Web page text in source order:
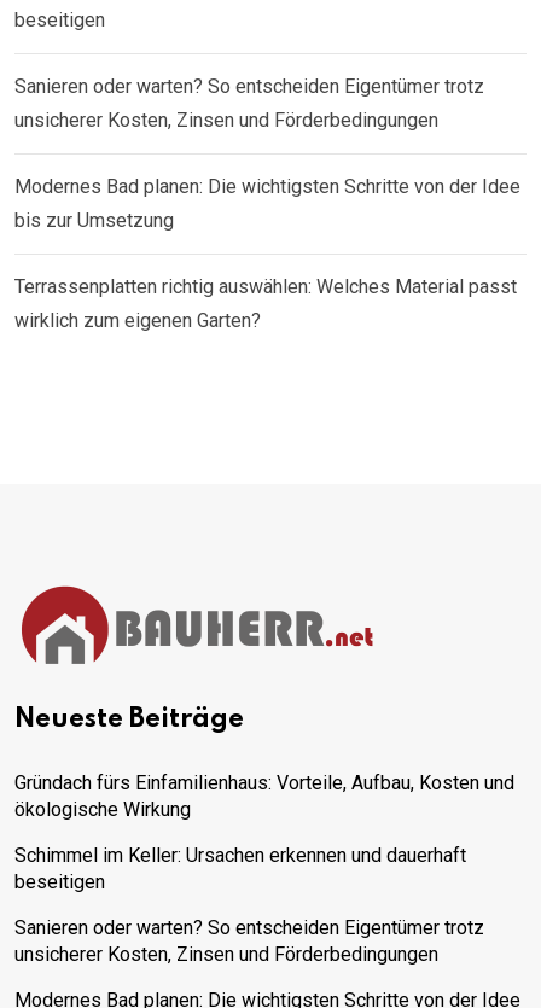
beseitigen
Sanieren oder warten? So entscheiden Eigentümer trotz
unsicherer Kosten, Zinsen und Förderbedingungen
Modernes Bad planen: Die wichtigsten Schritte von der Idee
bis zur Umsetzung
Terrassenplatten richtig auswählen: Welches Material passt
wirklich zum eigenen Garten?
Neueste Beiträge
Gründach fürs Einfamilienhaus: Vorteile, Aufbau, Kosten und
ökologische Wirkung
Schimmel im Keller: Ursachen erkennen und dauerhaft
beseitigen
Sanieren oder warten? So entscheiden Eigentümer trotz
unsicherer Kosten, Zinsen und Förderbedingungen
Modernes Bad planen: Die wichtigsten Schritte von der Idee